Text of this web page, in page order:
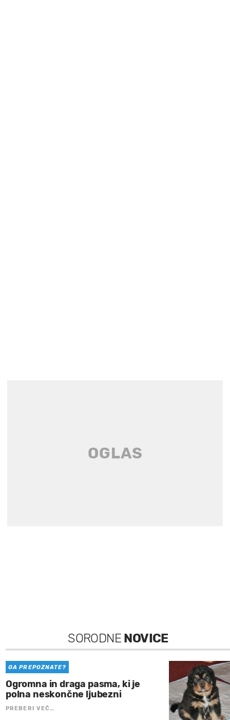
SORODNE NOVICE
GA PREPOZNATE?
Ogromna in draga pasma, ki je
polna neskončne ljubezni
PREBERI VEČ…